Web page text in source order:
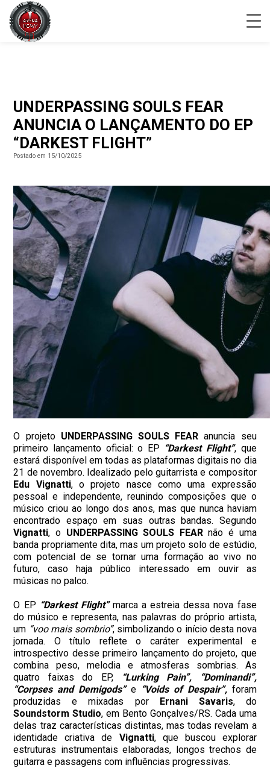
UNDERPASSING SOULS FEAR
ANUNCIA O LANÇAMENTO DO EP
“DARKEST FLIGHT”
Postado em 15/10/2025
O projeto UNDERPASSING SOULS FEAR anuncia seu
primeiro lançamento oficial: o EP “Darkest Flight”, que
estará disponível em todas as plataformas digitais no dia
21 de novembro. Idealizado pelo guitarrista e compositor
Edu Vignatti, o projeto nasce como uma expressão
pessoal e independente, reunindo composições que o
músico criou ao longo dos anos, mas que nunca haviam
encontrado espaço em suas outras bandas. Segundo
Vignatti, o UNDERPASSING SOULS FEARnão é uma
banda propriamente dita, mas um projeto solo de estúdio,
com potencial de se tornar uma formação ao vivo no
futuro, caso haja público interessado em ouvir as
músicas no palco.
O EP “Darkest Flight”marca a estreia dessa nova fase
do músico e representa, nas palavras do próprio artista,
um “voo mais sombrio”, simbolizando o início desta nova
jornada. O título reflete o caráter experimental e
introspectivo desse primeiro lançamento do projeto, que
combina peso, melodia e atmosferas sombrias. As
quatro faixas do EP,
“Lurking Pain”, “Dominandi”,
“Corpses and Demigods”e “Voids of Despair”,foram
produzidas e mixadas por Ernani Savaris, do
Soundstorm Studio, em Bento Gonçalves/RS. Cada uma
delas traz características distintas, mas todas revelam a
identidade criativa de Vignatti, que buscou explorar
estruturas instrumentais elaboradas, longos trechos de
guitarra e passagens com influências progressivas.